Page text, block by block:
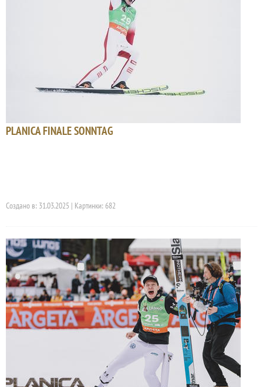
PLANICA FINALE SONNTAG
Создано в: 31.03.2025 | Картинки: 682